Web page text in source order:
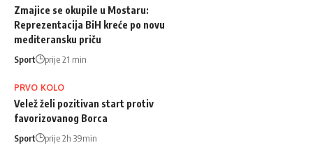
Zmajice se okupile u Mostaru:
Reprezentacija BiH kreće po novu
mediteransku priču
Sport prije 21 min
PRVO KOLO
Velež želi pozitivan start protiv
favorizovanog Borca
Sport prije 2h 39min